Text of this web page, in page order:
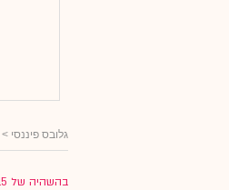
גלובס פיננסי >
בהשהיה של 15 דק'